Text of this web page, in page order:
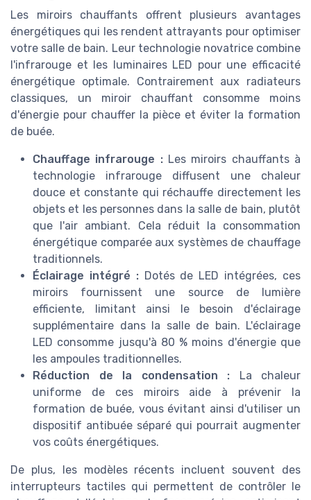
Les miroirs chauffants offrent plusieurs avantages
énergétiques qui les rendent attrayants pour optimiser
votre salle de bain. Leur technologie novatrice combine
l'infrarouge et les luminaires LED pour une efficacité
énergétique optimale. Contrairement aux radiateurs
classiques, un miroir chauffant consomme moins
d'énergie pour chauffer la pièce et éviter la formation
de buée.
Chauffage infrarouge :Les miroirs chauffants à
technologie infrarouge diffusent une chaleur
douce et constante qui réchauffe directement les
objets et les personnes dans la salle de bain, plutôt
que l'air ambiant. Cela réduit la consommation
énergétique comparée aux systèmes de chauffage
traditionnels.
Éclairage intégré :Dotés de LED intégrées, ces
miroirs fournissent une source de lumière
efficiente, limitant ainsi le besoin d'éclairage
supplémentaire dans la salle de bain. L'éclairage
LED consomme jusqu'à 80 % moins d'énergie que
les ampoules traditionnelles.
Réduction de la condensation : La chaleur
uniforme de ces miroirs aide à prévenir la
formation de buée, vous évitant ainsi d'utiliser un
dispositif antibuée séparé qui pourrait augmenter
vos coûts énergétiques.
De plus, les modèles récents incluent souvent des
interrupteurs tactiles qui permettent de contrôler le